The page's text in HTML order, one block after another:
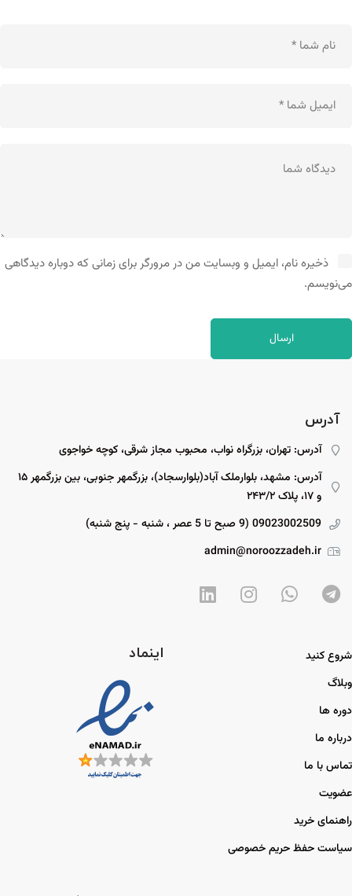
ذخیره نام، ایمیل و وبسایت من در مرورگر برای زمانی که دوباره دیدگاهی
می‌نویسم.
آدرس
آدرس: تهران، بزرگراه نواب، محبوب مجاز شرقی، کوچه خواجوی
آدرس: مشهد، بلوارملک آباد(بلوارسجاد)، بزرگمهر جنوبی، بین بزرگمهر ۱۵
و ۱۷، پلاک ۲۴۳/۲
09023002509 (9 صبح تا 5 عصر ، شنبه - پنج شنبه)
admin@noroozzadeh.ir
شروع کنید
وبلاگ
دوره ها
درباره ما
تماس با ما
عضویت
راهنمای خرید
سیاست حفظ حریم خصوصی
اینماد